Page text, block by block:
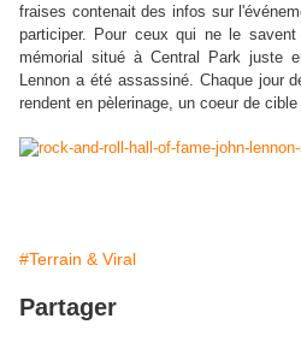
fraises contenait des infos sur
participer. Pour ceux qui ne le
mémorial situé à Central Park juste
Lennon a été assassiné. Chaque jour
rendent en pèlerinage, un coeur de
#Terrain & Viral
Partager